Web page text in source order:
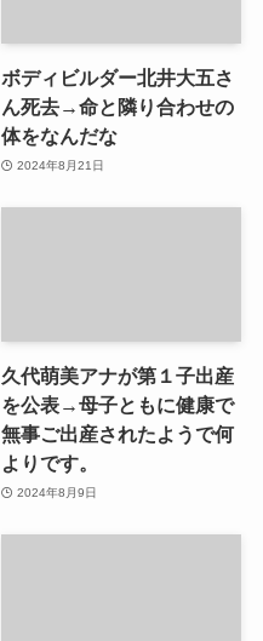
ボディビルダー北井大五さ
ん死去→命と隣り合わせの
体をなんだな
2024年8月21日
久代萌美アナが第１子出産
を公表→母子ともに健康で
無事ご出産されたようで何
よりです。
2024年8月9日